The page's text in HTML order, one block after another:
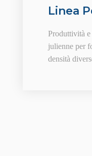
Linea
Produttività
julienne per
densità